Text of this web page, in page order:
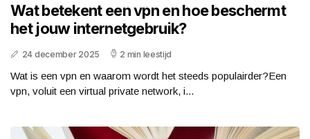
Wat betekent een vpn en hoe beschermt
het jouw internetgebruik?
24 december 2025 2 min leestijd
Wat is een vpn en waarom wordt het steeds populairder?Een
vpn, voluit een virtual private network, i...